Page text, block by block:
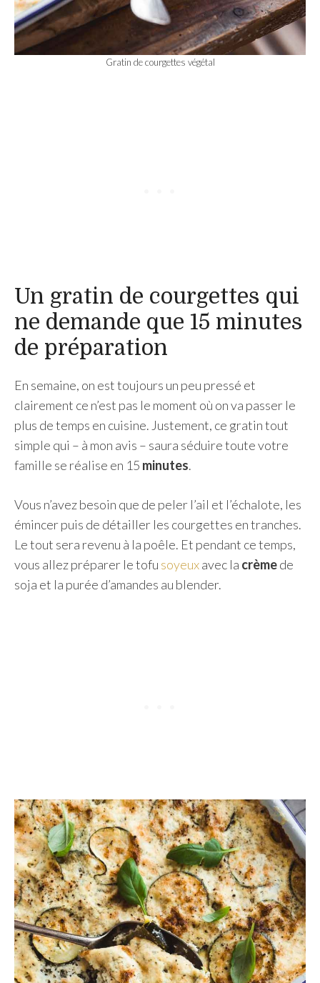
Gratin de courgettes végétal
Un gratin de courgettes qui
ne demande que 15 minutes
de préparation
En semaine, on est toujours un peu pressé et
clairement ce n’est pas le moment où on va passer le
plus de temps en cuisine. Justement, ce gratin tout
simple qui – à mon avis – saura séduire toute votre
famille se réalise en 15 minutes.
Vous n’avez besoin que de peler l’ail et l’échalote, les
émincer puis de détailler les courgettes en tranches.
Le tout sera revenu à la poêle. Et pendant ce temps,
vous allez préparer le tofu soyeuxavec la crèmede
soja et la purée d’amandes au blender.